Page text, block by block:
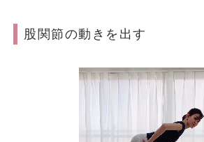
股関節の動きを出す